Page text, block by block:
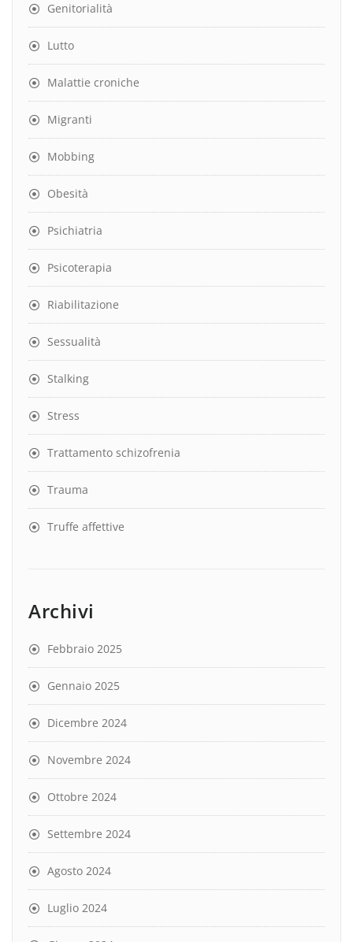
Genitorialità
Lutto
Malattie croniche
Migranti
Mobbing
Obesità
Psichiatria
Psicoterapia
Riabilitazione
Sessualità
Stalking
Stress
Trattamento schizofrenia
Trauma
Truffe affettive
Archivi
Febbraio 2025
Gennaio 2025
Dicembre 2024
Novembre 2024
Ottobre 2024
Settembre 2024
Agosto 2024
Luglio 2024